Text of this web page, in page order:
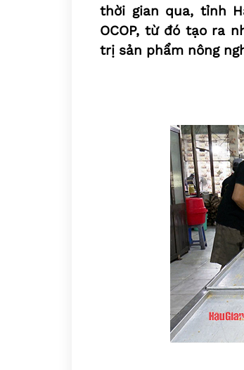
thời gian qua, tỉnh
OCOP, từ đó tạo ra
trị sản phẩm nông